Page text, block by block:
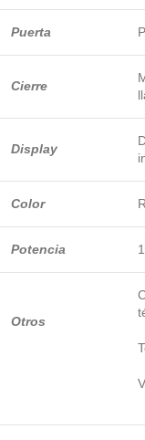
Puerta
Cierre
Display
Color
Potencia
Otros